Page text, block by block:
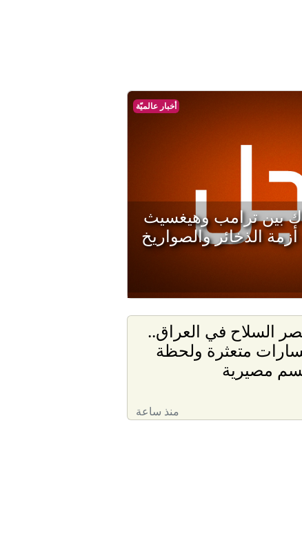
أخبار عالميّة
بين ترامب وهيغسيث
الذخائر والصواريخ
السلاح في العراق..
متعثرة ولحظة
مصيرية
منذ ساعة